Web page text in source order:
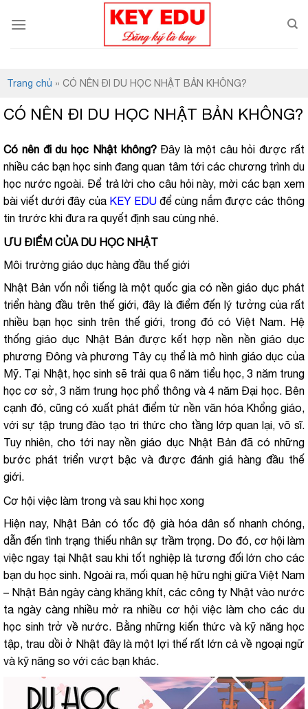
c
n
t
e
n
Trang chủ » CÓ NÊN ĐI DU HỌC NHẬT BẢN KHÔNG?
CÓ NÊN ĐI DU HỌC NHẬT BẢN KHÔNG?
Có nên đi du học Nhật không?Đây là một câu hỏi được rất
nhiều các bạn học sinh đang quan tâm tới các chương trình du
học nước ngoài. Để trả lời cho câu hỏi này, mời các bạn xem
bài viết dưới đây của KEY EDU để cùng nắm được các thông
tin trước khi đưa ra quyết định sau cùng nhé.
ƯU ĐIỂM CỦA DU HỌC NHẬT
Môi trường giáo dục hàng đầu thế giới
Nhật Bản vốn nổi tiếng là một quốc gia có nền giáo dục phát
triển hàng đầu trên thế giới, đây là điểm đến lý tưởng của rất
nhiều bạn học sinh trên thế giới, trong đó có Việt Nam. Hệ
thống giáo dục Nhật Bản được kết hợp nền nền giáo dục
phương Đông và phương Tây cụ thể là mô hình giáo dục của
Mỹ. Tại Nhật, học sinh sẽ trải qua 6 năm tiểu học, 3 năm trung
học cơ sở, 3 năm trung học phổ thông và 4 năm Đại học. Bên
cạnh đó, cũng có xuất phát điểm từ nền văn hóa Khổng giáo,
với sự tập trung đào tạo tri thức cho tầng lớp quan lại, võ sĩ.
Tuy nhiên, cho tới nay nền giáo dục Nhật Bản đã có những
bước phát triển vượt bậc và được đánh giá hàng đầu thế
giới.
Cơ hội việc làm trong và sau khi học xong
Hiện nay, Nhật Bản có tốc độ già hóa dân số nhanh chóng,
dẫn đến tình trạng thiếu nhân sự trầm trọng. Do đó, cơ hội làm
việc ngay tại Nhật sau khi tốt nghiệp là tương đối lớn cho các
bạn du học sinh. Ngoài ra, mối quan hệ hữu nghị giữa Việt Nam
– Nhật Bản ngày càng khăng khít, các công ty Nhật vào nước
ta ngày càng nhiều mở ra nhiều cơ hội việc làm cho các du
học sinh trở về nước. Bằng những kiến thức và kỹ năng học
tập, trau dồi ở Nhật đây là một lợi thế rất lớn cả về ngoại ngữ
và kỹ năng so với các bạn khác.